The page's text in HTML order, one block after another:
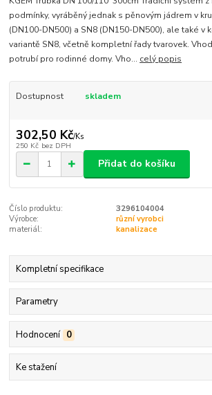
podmínky, vyráběný jednak s pěnovým jádrem v
(DN100-DN500) a SN8 (DN150-DN500), ale také
variantě SN8, včetně kompletní řady tvarovek.
potrubí pro rodinné domy. Vho... celý popis
Dostupnost skladem
302,50 Kč/Ks
250 Kč bez DPH
Přidat do košíku
Číslo produktu:
3296104004
Výrobce:
různí vyrobci
materiál:
kanalizace
Kompletní specifikace
Parametry
Hodnocení 0
Ke stažení